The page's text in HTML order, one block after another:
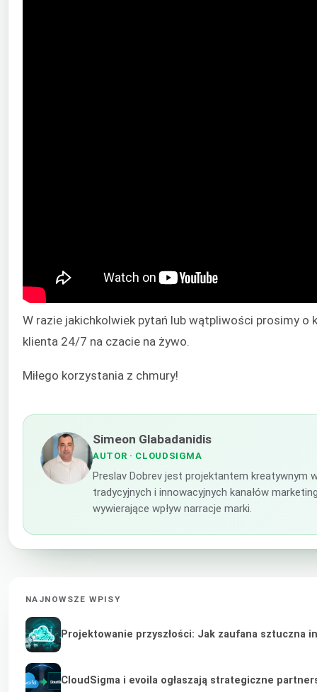
W razie jakichkolwiek pytań lub wątpliwości prosimy
klienta 24/7 na czacie na żywo.
Miłego korzystania z chmury!
Simeon Glabadanidis
AUTOR · CLOUDSIGMA
Preslav Dobrev jest projektantem kreatywnym
tradycyjnych i innowacyjnych kanałów
wywierające wpływ narracje marki.
NAJNOWSZE WPISY
Projektowanie przyszłości: Jak zaufana
CloudSigma i evoila ogłaszają strategiczne